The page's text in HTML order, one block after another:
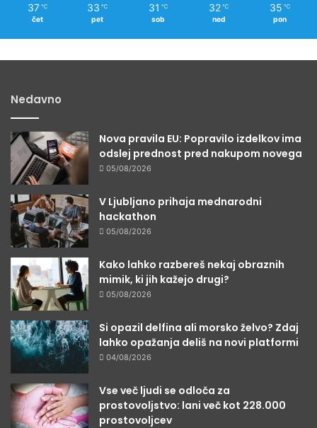
37 ℃
čet
33 ℃
pet
31 ℃
sob
32 ℃
ned
35 ℃
pon
Nedavno
Nova pravila EU: Popravilo izdelkov ima
odslej prednost pred nakupom novega
05/08/2026
V Ljubljano prihaja mednarodni
hackathon
05/08/2026
Kako lahko razbereš nekaj obraznih
mimik, ki jih kažejo drugi?
05/08/2026
Si opazil delfina ali morsko želvo? Zdaj
lahko opažanja deliš na novi platformi
04/08/2026
Vse več ljudi se odloča za
prostovoljstvo: lani več kot 228.000
prostovoljcev